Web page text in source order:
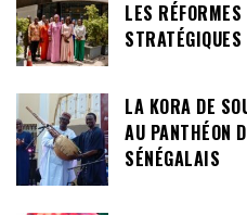
LES
STRATÉGIQUES
LA KORA DE
AU PANTHÉON
SÉNÉGALAIS